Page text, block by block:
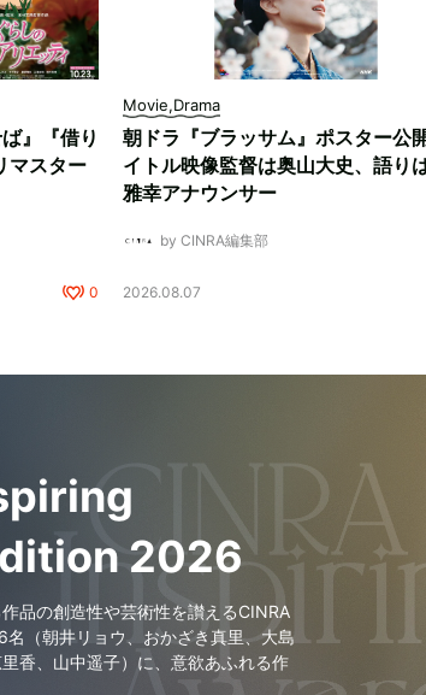
』『借り
マスター
0
Movie,Drama
朝ドラ『ブラッサム』ポスター公
イトル映像監督は奥山大史、語り
雅幸アナウンサー
by CINRA編集部
2026.08.07
2026
品の創造性や芸術性を讃えるCINRA
（朝井リョウ、おかざき真里、大島
香、山中遥子）に、意欲あふれる作